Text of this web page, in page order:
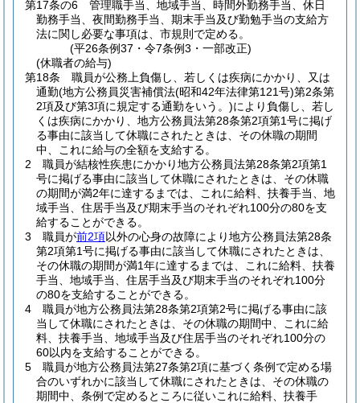
第17条の6
管理職手当、地域手当、時間外勤務手当、休日
勤務手当、夜間勤務手当、期末手当及び勤勉手当の支給方
法に関し必要な事項は、市規則で定める。
(平26条例37・令7条例3・一部改正)
(休職者の給与)
第18条
職員が公務上負傷し、若しくは疾病にかかり、又は
通勤(地方公務員災害補償法(昭和42年法律第121号)第2条第
2項及び第3項に規定する通勤をいう。)により負傷し、若し
くは疾病にかかり、地方公務員法第28条第2項第1号に掲げ
る事由に該当して休職にされたときは、その休職の期間
中、これに給与の全額を支給する。
2
職員が結核性疾患にかかり地方公務員法第28条第2項第1
号に掲げる事由に該当して休職にされたときは、その休職
の期間が満2年に達するまでは、これに給料、扶養手当、地
域手当、住居手当及び期末手当のそれぞれ100分の80を支
給することができる。
3
職員が前2項以外の心身の故障により地方公務員法第28条
第2項第1号に掲げる事由に該当して休職にされたときは、
その休職の期間が満1年に達するまでは、これに給料、扶養
手当、地域手当、住居手当及び期末手当のそれぞれ100分
の80を支給することができる。
4
職員が地方公務員法第28条第2項第2号に掲げる事由に該
当して休職にされたときは、その休職の期間中、これに給
料、扶養手当、地域手当及び住居手当のそれぞれ100分の
60以内を支給することができる。
5
職員が地方公務員法第27条第2項に基づく条例で定める場
合のいずれかに該当して休職にされたときは、その休職の
期間中、条例で定めるところに従いこれに給料、扶養手